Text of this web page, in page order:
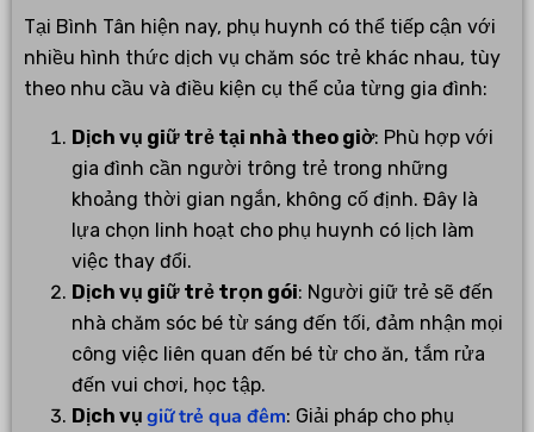
Tại Bình Tân hiện nay, phụ huynh có thể tiếp cận với
nhiều hình thức dịch vụ chăm sóc trẻ khác nhau, tùy
theo nhu cầu và điều kiện cụ thể của từng gia đình:
Dịch vụ giữ trẻ tại nhà theo giờ: Phù hợp với
gia đình cần người trông trẻ trong những
khoảng thời gian ngắn, không cố định. Đây là
lựa chọn linh hoạt cho phụ huynh có lịch làm
việc thay đổi.
Dịch vụ giữ trẻ trọn gói: Người giữ trẻ sẽ đến
nhà chăm sóc bé từ sáng đến tối, đảm nhận mọi
công việc liên quan đến bé từ cho ăn, tắm rửa
đến vui chơi, học tập.
Dịch vụ giữ trẻ qua đêm: Giải pháp cho phụ